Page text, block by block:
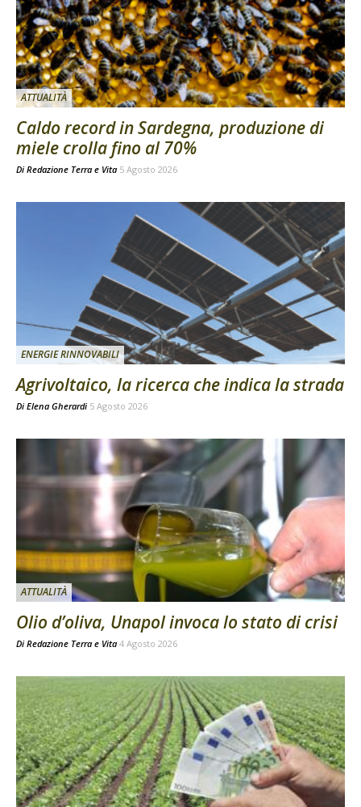
ATTUALITÀ
Caldo record in Sardegna, produzione di
miele crolla fino al 70%
Di Redazione Terra e Vita 5 Agosto 2026
ENERGIE RINNOVABILI
Agrivoltaico, la ricerca che indica la strada
Di Elena Gherardi 5 Agosto 2026
ATTUALITÀ
Olio d’oliva, Unapol invoca lo stato di crisi
Di Redazione Terra e Vita 4 Agosto 2026